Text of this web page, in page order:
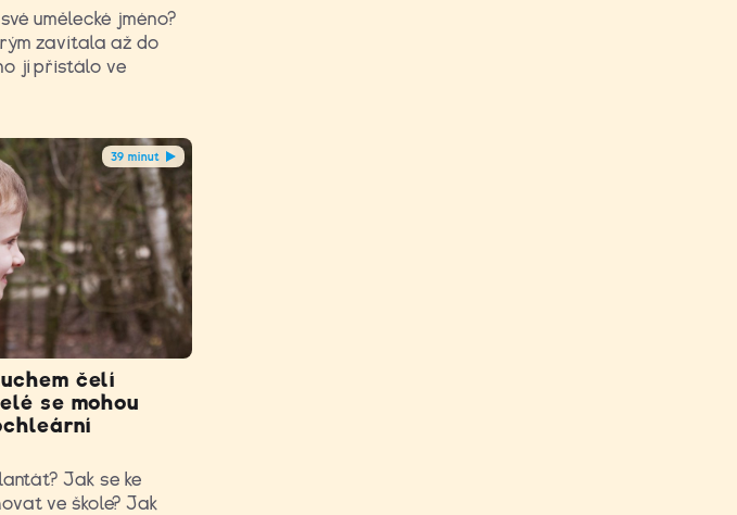
umělecké jméno?
zavítala až do
jí přistálo ve
39 minut
čelí
se mohou
Jak se ke
ve škole? Jak